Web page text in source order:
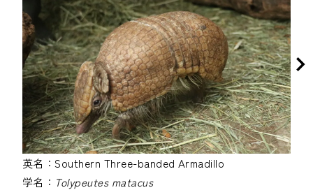
英名：Southern Three-banded Armadillo
学名： Tolypeutes matacus